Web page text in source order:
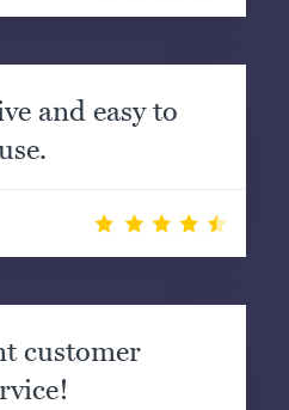
and easy to
customer